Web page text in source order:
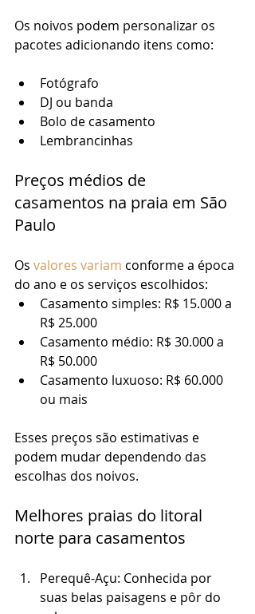
Os noivos podem personalizar os
pacotes adicionando itens como:
Fotógrafo
DJ ou banda
Bolo de casamento
Lembrancinhas
Preços médios de
casamentos na praia em São
Paulo
Os valores variam conforme a época
do ano e os serviços escolhidos:
Casamento simples: R$ 15.000 a
R$ 25.000
Casamento médio: R$ 30.000 a
R$ 50.000
Casamento luxuoso: R$ 60.000
ou mais
Esses preços são estimativas e
podem mudar dependendo das
escolhas dos noivos.
Melhores praias do litoral
norte para casamentos
Perequê-Açu: Conhecida por
suas belas paisagens e pôr do